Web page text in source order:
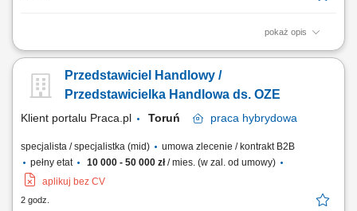
pokaż opis
Doradzanie klientom w zakresie nowoczesnych rozwiązań z obszaru
prowadzenie spotkań handlowych. Przygotowywanie ofert i
finalizowanie sprzedaży. Budowanie długofalowych relacji z klientami.
Przedstawiciel Handlowy /
Przedstawicielka Handlowa ds. OZE
Klient portalu Praca.pl Toruń praca hybrydowa
specjalista / specjalistka (mid)
umowa zlecenie / kontrakt B2B
pełny etat
10 000 - 50 000 zł/ mies. (w zal. od umowy)
aplikuj bez CV
2 godz.